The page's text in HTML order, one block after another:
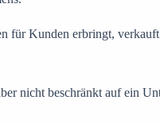
für Kunden erbringt,
nicht beschränkt auf ein